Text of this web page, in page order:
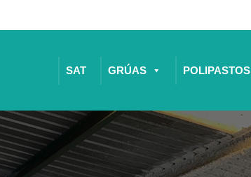
SAT GRÚAS POLIPASTOS